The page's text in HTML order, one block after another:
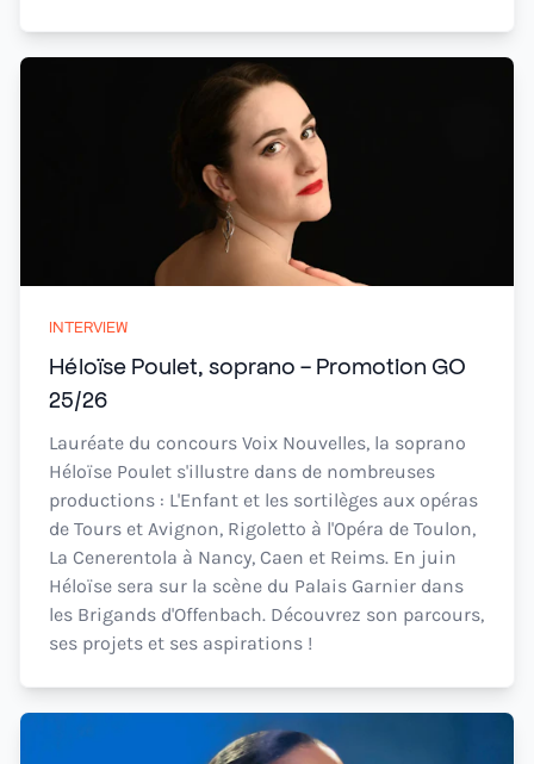
INTERVIEW
Héloïse Poulet, soprano - Promotion GO
25/26
Lauréate du concours Voix Nouvelles, la soprano
Héloïse Poulet s'illustre dans de nombreuses
productions : L'Enfant et les sortilèges aux opéras
de Tours et Avignon, Rigoletto à l'Opéra de Toulon,
La Cenerentola à Nancy, Caen et Reims. En juin
Héloïse sera sur la scène du Palais Garnier dans
les Brigands d'Offenbach. Découvrez son parcours,
ses projets et ses aspirations !